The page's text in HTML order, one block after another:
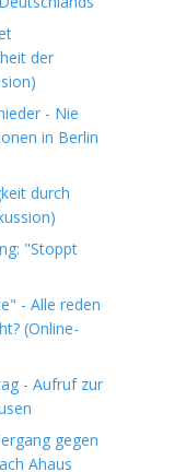
der
- Nie
in Berlin
durch
"Stoppt
- Alle reden
(Online-
- Aufruf zur
gegen
Ahaus